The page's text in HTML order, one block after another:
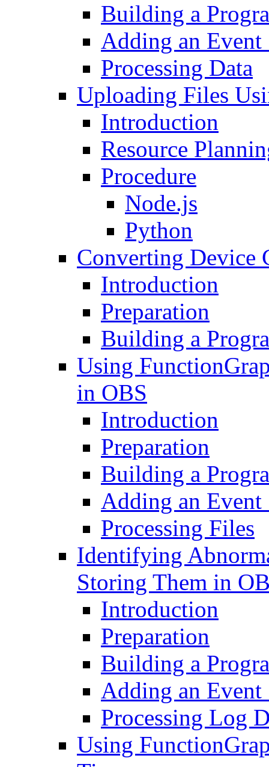
Building a
Adding an Event
Processing Data
Uploading Files
Introduction
Resource
Procedure
Node.js
Python
Converting Device
Introduction
Preparation
Building a
Using
in OBS
Introduction
Preparation
Building a
Adding an Event
Processing Files
Identifying
Storing Them in
Introduction
Preparation
Building a
Adding an Event
Processing Log
Using